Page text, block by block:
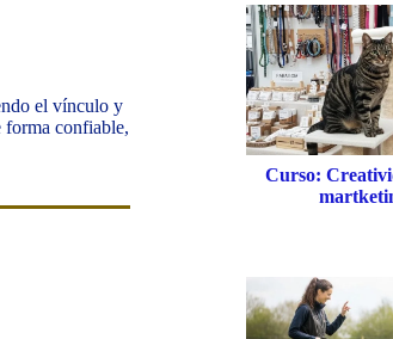
el vínculo y
forma confiable,
Curso: